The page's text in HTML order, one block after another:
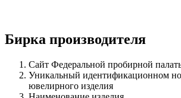
Бирка производителя
Сайт Федеральной пробирной
Уникальный идентификационном
ювелирного изделия